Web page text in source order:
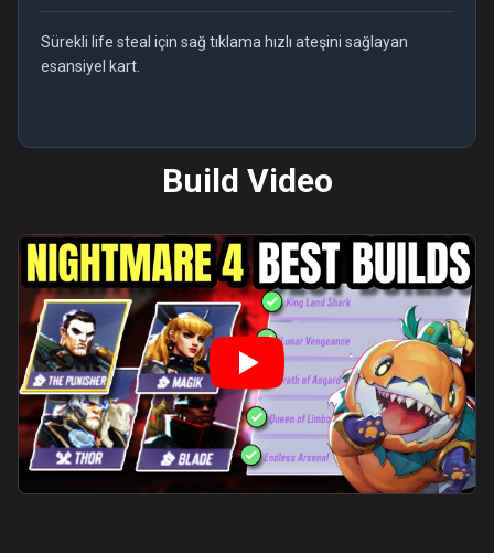
Sürekli life steal için sağ tıklama hızlı ateşini sağlayan
esansiyel kart.
Build Video